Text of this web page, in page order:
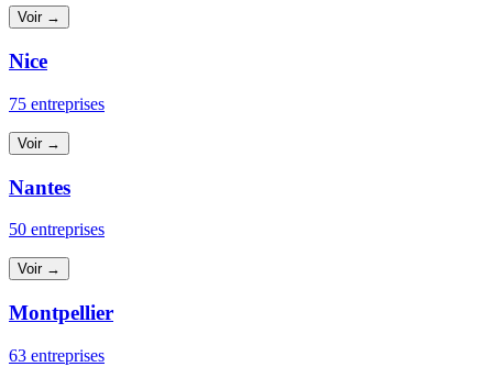
Voir →
Nice
75 entreprises
Voir →
Nantes
50 entreprises
Voir →
Montpellier
63 entreprises